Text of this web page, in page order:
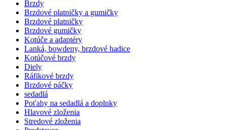
Brzdy
Brzdové platničky a gumičky
Brzdové platničky
Brzdové gumičky
Kotúče a adaptéry
Lanká, bowdeny, brzdové hadice
Kotúčové brzdy
Diely
Ráfikové brzdy
Brzdové páčky
sedadlá
Poťahy na sedadlá a doplnky
Hlavové zloženia
Stredové zloženia